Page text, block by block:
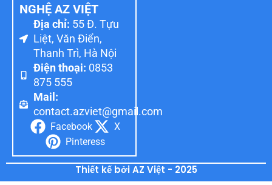
NGHỆ AZ VIỆT
Địa chỉ: 55 Đ. Tựu
Liệt, Văn Điển,
Thanh Trì, Hà Nội
Điện thoại: 0853
875 555
Mail:
contact.azviet@gmail.com
Facebook
X
Pinteress
Thiết kế bởi AZ Việt - 2025